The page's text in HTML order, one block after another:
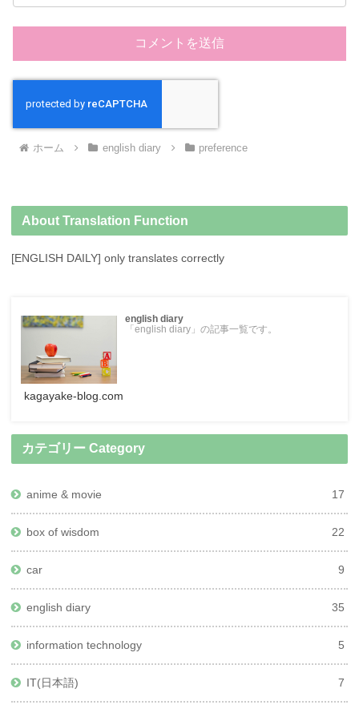
ホーム english diary preference
About Translation Function
[ENGLISH DAILY] only translates correctly
english diary
「english diary」の記事一覧です。
kagayake-blog.com
カテゴリー Category
anime & movie 17
box of wisdom 22
car 9
english diary 35
information technology 5
IT(日本語) 7